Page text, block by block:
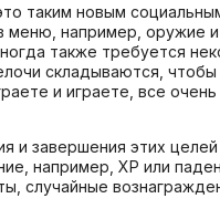
таким новым
меню, например, оружие
также требуется
складываются,
и играете, все
и завершения этих целей
например, XP или
случайные